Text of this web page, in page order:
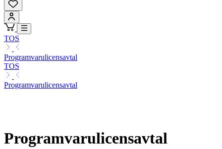
TOS
Programvarulicensavtal
TOS
Programvarulicensavtal
Programvarulicensavtal